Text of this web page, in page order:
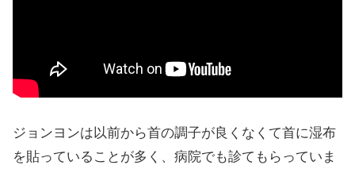
ジョンヨンは以前から首の調子が良くなくて首に湿布
を貼っていることが多く、病院でも診てもらっていま